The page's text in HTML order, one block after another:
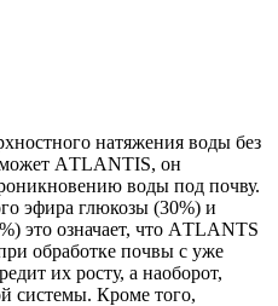
натяжения воды без
АTLANTIS, он
воды под почву.
эфира глюкозы (30%) и
это означает, что АTLANTS
обработке почвы с уже
их росту, а наоборот,
системы. Кроме того,